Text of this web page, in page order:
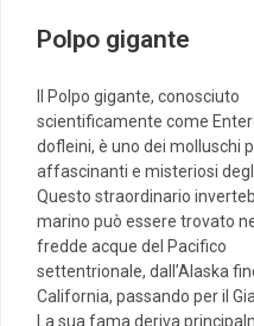
Polpo gigante
Il Polpo gigante, conosciuto
scientificamente come
dofleini, è uno dei molluschi
affascinanti e misteriosi
Questo straordinario
marino può essere trovato
fredde acque del Pacifico
settentrionale, dall’Alaska
California, passando per il
La sua fama deriva